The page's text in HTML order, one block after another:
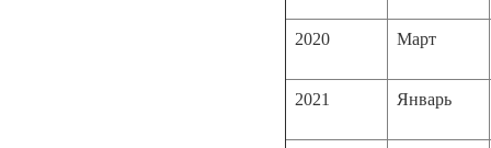
2020 Март
2021 Январь